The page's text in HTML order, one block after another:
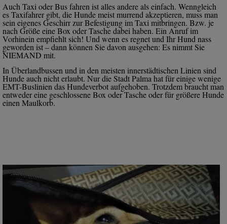
Auch Taxi oder Bus fahren ist alles andere als einfach. Wenngleich
es Taxifahrer gibt, die Hunde meist murrend akzeptieren, muss man
sein eigenes Geschirr zur Befestigung im Taxi mitbringen. Bzw. je
nach Größe eine Box oder Tasche dabei haben. Ein Anruf im
Vorhinein empfiehlt sich! Und wenn es regnet und Ihr Hund nass
geworden ist – dann können Sie davon ausgehen: Es nimmt Sie
NIEMAND mit.
In Überlandbussen und in den meisten innerstädtischen Linien sind
Hunde auch nicht erlaubt. Nur die Stadt Palma hat für einige wenige
EMT-Buslinien das Hundeverbot aufgehoben. Trotzdem braucht man
entweder eine geschlossene Box oder Tasche oder für größere Hunde
einen Maulkorb.